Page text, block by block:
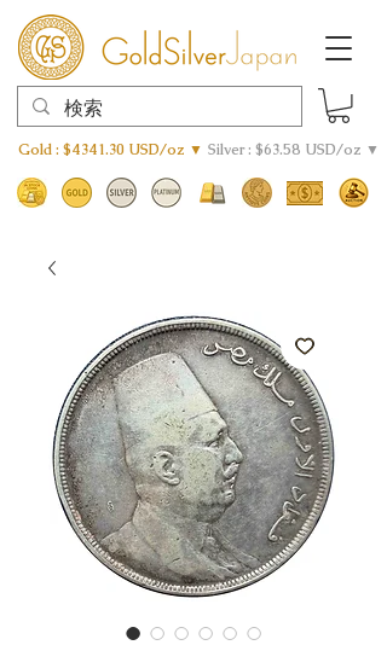
Gold : $4341.30 USD/oz ▼ Silver : $63.58 USD/oz ▼